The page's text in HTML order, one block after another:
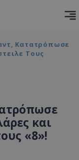
Κατατρόπωσε
Τους
και
«8»!